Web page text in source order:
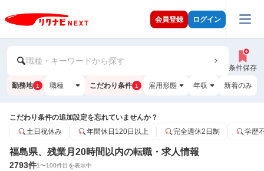
会員登録 ログイン
職種・キーワードから探す
条件保存
勤務地 1 職種 こだわり条件 1 雇用形態 年収 新着のみ
こだわり条件の追加設定を忘れていませんか？
土日祝休み
年間休日120日以上 完全週休2日制 学歴
福島県、残業月20時間以内の転職・求人情報
2793件1〜100件目を表示中